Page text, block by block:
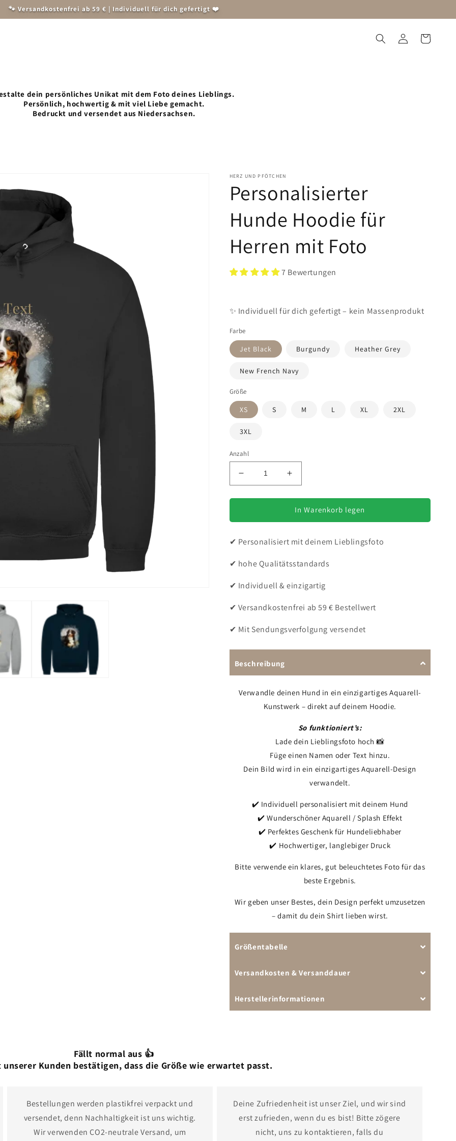
🐾 Versandkostenfrei ab 59 € | Individuell für dich gefertigt ❤️
EinloggenWarenkorb
dein persönliches Unikat mit dem Foto deines Lieblings.
Persönlich, hochwertig & mit viel Liebe gemacht.
Bedruckt und versendet aus Niedersachsen.
HERZ UND PFÖTCHEN
Personalisierter
Hunde Hoodie für
Herren mit Foto
7 Bewertungen
✨ Individuell für dich gefertigt – kein Massenprodukt
Farbe
Jet Black Burgundy Heather Grey
New French Navy
Größe
XS S M L XL 2XL
3XL
Anzahl
Verringere
die
Menge
Personalisierter
Hoodie
Herren
Foto
Erhöhe
die
Menge
für
Personalisierter
Hoodie
Herren
Foto
In Warenkorb legen
✔ Personalisiert mit deinem Lieblingsfoto
✔ hohe Qualitätsstandards
✔ Individuell & einzigartig
✔ Versandkostenfrei ab 59 € Bestellwert
✔ Mit Sendungsverfolgung versendet
Beschreibung
Verwandle deinen Hund in ein einzigartiges Aquarell-
Kunstwerk – direkt auf deinem Hoodie.
So funktioniert’s:
Lade dein Lieblingsfoto hoch 📸
Füge einen Namen oder Text hinzu.
Dein Bild wird in ein einzigartiges Aquarell-Design
verwandelt.
✔️ Individuell personalisiert mit deinem Hund
✔️ Wunderschöner Aquarell / Splash Effekt
✔️ Perfektes Geschenk für Hundeliebhaber
✔️ Hochwertiger, langlebiger Druck
Bitte verwende ein klares, gut beleuchtetes Foto für das
beste Ergebnis.
Wir geben unser Bestes, dein Design perfekt umzusetzen
– damit du dein Shirt lieben wirst.
Größentabelle
Versandkosten & Versanddauer
Herstellerinformationen
Fällt normal aus 👍
unserer Kunden bestätigen, dass die Größe wie erwartet passt.
Bestellungen werden plastikfrei verpackt und
versendet, denn Nachhaltigkeit ist uns wichtig.
Wir verwenden CO2-neutrale Versand, um
Deine Zufriedenheit ist unser Ziel, und wir sind
erst zufrieden, wenn du es bist! Bitte zögere
nicht, uns zu kontaktieren, falls du